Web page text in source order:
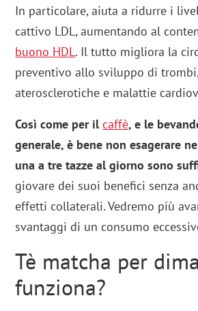
In particolare, aiuta a ridurre i
cattivo LDL, aumentando al
buono HDL. Il tutto migliora la
preventivo allo sviluppo di
aterosclerotiche e malattie
Così come per ilcaffè, e le
generale, è bene non esagerare
una a tre tazze al giorno sono
giovare dei suoi benefici senza
effetti collaterali. Vedremo più
svantaggi di un consumo
Tè matcha per
funziona?